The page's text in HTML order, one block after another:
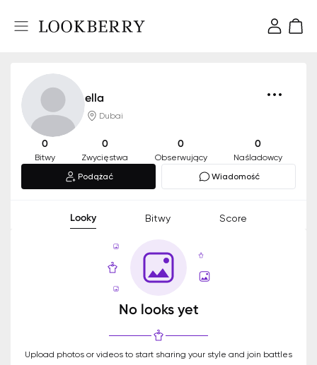
ella
Dubai
0
Bitwy
0
Zwycięstwa
0
Obserwujący
0
Naśladowcy
Podążać
Wiadomość
Looky Bitwy Score
No looks yet
Upload photos or videos to start sharing your style and join battles